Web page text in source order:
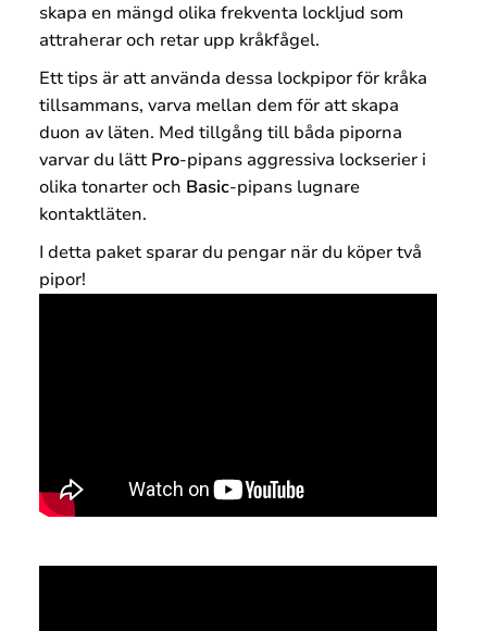
skapa en mängd olika frekventa lockljud som
attraherar och retar upp kråkfågel.
Ett tips är att använda dessa lockpipor för kråka
tillsammans, varva mellan dem för att skapa
duon av läten. Med tillgång till båda piporna
varvar du lätt Pro-pipans aggressiva lockserier i
olika tonarter och Basic-pipans lugnare
kontaktläten.
I detta paket sparar du pengar när du köper två
pipor!